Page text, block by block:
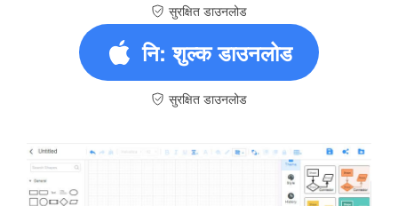
सुरक्षित डाउनलोड
नि: शुल्क डाउनलोड
सुरक्षित डाउनलोड